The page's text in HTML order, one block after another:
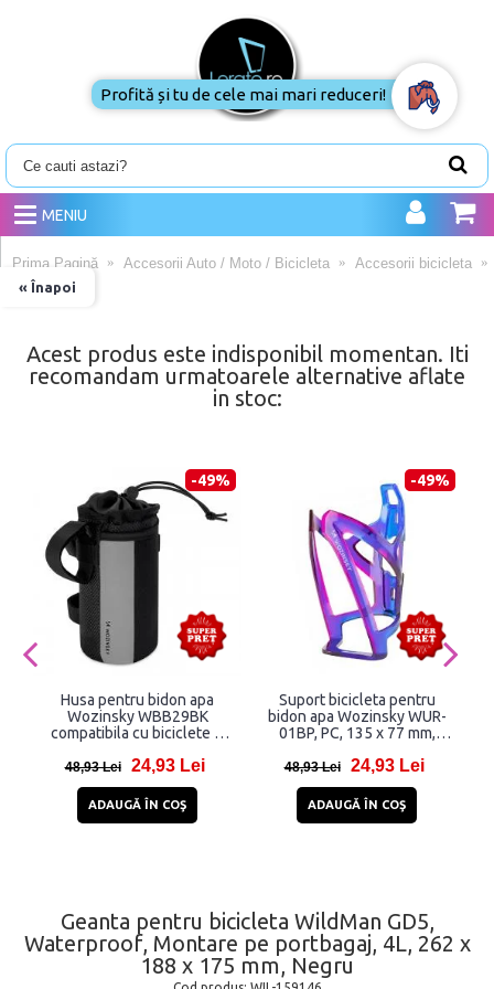
MENIU
« Înapoi
Prima Pagină Accesorii Auto / Moto / Bicicleta Accesorii bicicleta
Acest produs este indisponibil momentan. Iti
recomandam urmatoarele alternative aflate
in stoc:
-49%
Husa pentru bidon apa
Wozinsky WBB29BK
compatibila cu biciclete si
48,93 Lei 24,93 Lei
ADAUGĂ ÎN COŞ
-49%
Suport bicicleta pentru
bidon apa Wozinsky WUR-
01BP, PC, 135 x 77 mm,
48,93 Lei 24,93 Lei
ADAUGĂ ÎN COŞ
Geanta pentru bicicleta WildMan GD5,
Waterproof, Montare pe portbagaj, 4L, 262 x
188 x 175 mm, Negru
Profită și tu de cele mai mari
reduceri!